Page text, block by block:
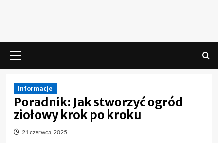
główne
Informacje
Poradnik: Jak stworzyć ogród
ziołowy krok po kroku
21 czerwca, 2025